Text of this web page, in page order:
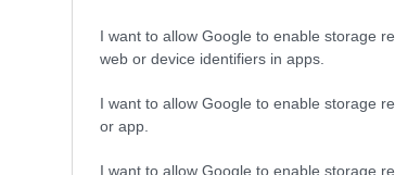
I want to allow Google to enable storage
web or device identifiers in apps.
I want to allow Google to enable storage
or app.
I want to allow Google to enable storage